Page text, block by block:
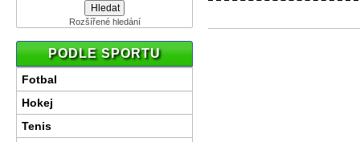
Rozšířené hledání
PODLE SPORTU
Fotbal
Hokej
Tenis